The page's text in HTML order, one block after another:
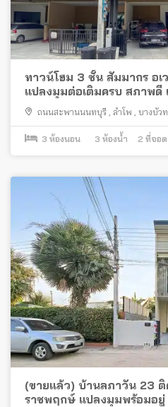
ทาวน์โฮม 3 ชั้น สัมมากร อ
แปลงมุมต่อเติมครบ สภาพดี
ถนนสะพานนนทบุรี ลำโพ บางบัว
3 ห้องนอน 3 ห้องน้ำ 2 ที่จอ
(ขายแล้ว) บ้านลภาวัน 23
ราชพฤกษ์ แปลงมุมพร้อมอยู่